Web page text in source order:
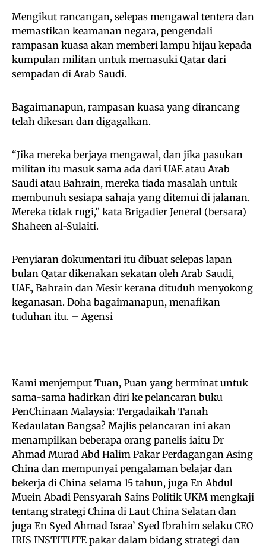
Mengikut rancangan, selepas mengawal tentera dan
memastikan keamanan negara, pengendali
rampasan kuasa akan memberi lampu hijau kepada
kumpulan militan untuk memasuki Qatar dari
sempadan di Arab Saudi.
Bagaimanapun, rampasan kuasa yang dirancang
telah dikesan dan digagalkan.
“Jika mereka berjaya mengawal, dan jika pasukan
militan itu masuk sama ada dari UAE atau Arab
Saudi atau Bahrain, mereka tiada masalah untuk
membunuh sesiapa sahaja yang ditemui di jalanan.
Mereka tidak rugi,” kata Brigadier Jeneral (bersara)
Shaheen al-Sulaiti.
Penyiaran dokumentari itu dibuat selepas lapan
bulan Qatar dikenakan sekatan oleh Arab Saudi,
UAE, Bahrain dan Mesir kerana dituduh menyokong
keganasan. Doha bagaimanapun, menafikan
tuduhan itu. – Agensi
Kami menjemput Tuan, Puan yang berminat untuk
sama-sama hadirkan diri ke pelancaran buku
PenChinaan Malaysia: Tergadaikah Tanah
Kedaulatan Bangsa? Majlis pelancaran ini akan
menampilkan beberapa orang panelis iaitu Dr
Ahmad Murad Abd Halim Pakar Perdagangan Asing
China dan mempunyai pengalaman belajar dan
bekerja di China selama 15 tahun, juga En Abdul
Muein Abadi Pensyarah Sains Politik UKM mengkaji
tentang strategi China di Laut China Selatan dan
juga En Syed Ahmad Israa’ Syed Ibrahim selaku CEO
IRIS INSTITUTE pakar dalam bidang strategi dan